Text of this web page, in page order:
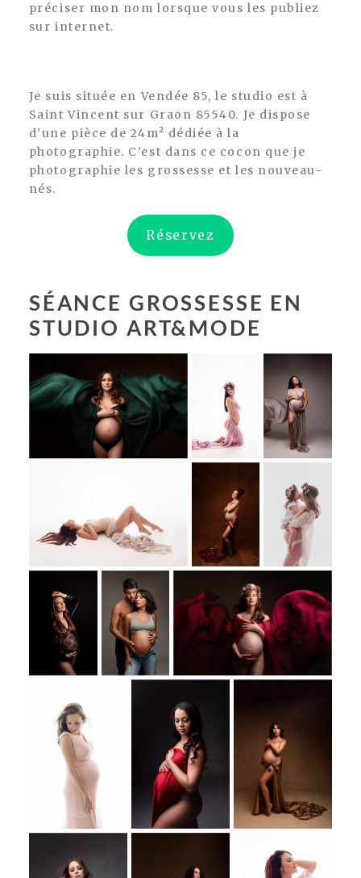
préciser mon nom lorsque vous les publiez
sur internet.
Je suis située en Vendée 85, le studio est à
Saint Vincent sur Graon 85540. Je dispose
d’une pièce de 24m² dédiée à la
photographie. C’est dans ce cocon que je
photographie les grossesse et les nouveau-
nés.
Réservez
SÉANCE GROSSESSE EN
STUDIO ART&MODE